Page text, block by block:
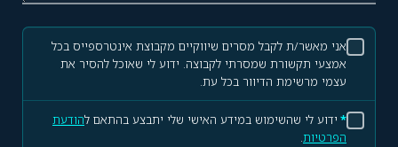
אני מאשר/ת לקבל מסרים שיווקיים מקבוצת אינטרספייס בכל
אמצעי תקשורת שמסרתי לקבוצה. ידוע לי שאוכל להסיר את
עצמי מרשימת הדיוור בכל עת.
* ידוע לי שהשימוש במידע האישי שלי יתבצע בהתאם להודעת
הפרטיות.